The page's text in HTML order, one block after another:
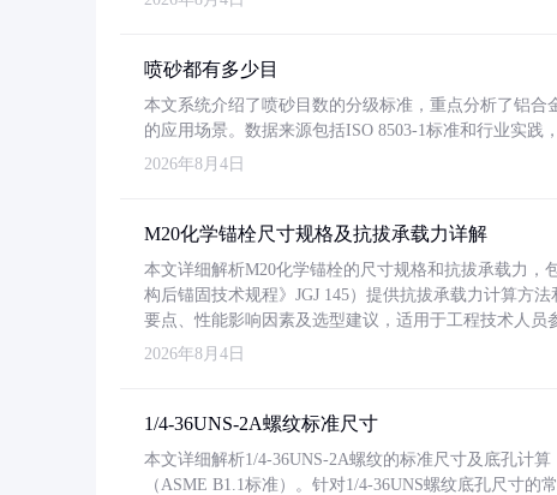
喷砂都有多少目
本文系统介绍了喷砂目数的分级标准，重点分析了铝合
的应用场景。数据来源包括ISO 8503-1标准和行业实践
2026年8月4日
M20化学锚栓尺寸规格及抗拔承载力详解
本文详细解析M20化学锚栓的尺寸规格和抗拔承载力
构后锚固技术规程》JGJ 145）提供抗拔承载力计算方
要点、性能影响因素及选型建议，适用于工程技术人员
2026年8月4日
1/4-36UNS-2A螺纹标准尺寸
本文详细解析1/4-36UNS-2A螺纹的标准尺寸及底孔计
（ASME B1.1标准）。针对1/4-36UNS螺纹底孔尺寸